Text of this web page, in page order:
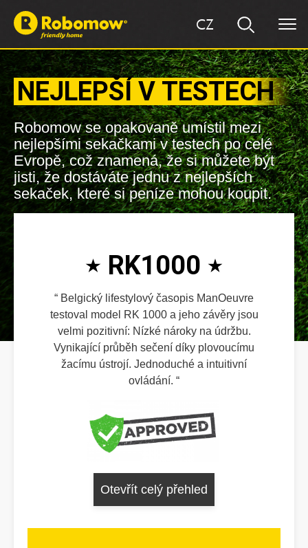
CZ
NEJLEPŠÍ V TESTECH
Robomow se opakovaně umístil mezi
nejlepšími sekačkami v testech po celé
Evropě, což znamená, že si můžete být
jisti, že dostáváte jednu z nejlepších
sekaček, které si peníze mohou koupit.
RK1000
Belgický lifestylový časopis ManOeuvre
testoval model RK 1000 a jeho závěry jsou
velmi pozitivní: Nízké nároky na údržbu.
Vynikající průběh sečení díky plovoucímu
žacímu ústrojí. Jednoduché a intuitivní
ovládání.
Otevřít celý přehled